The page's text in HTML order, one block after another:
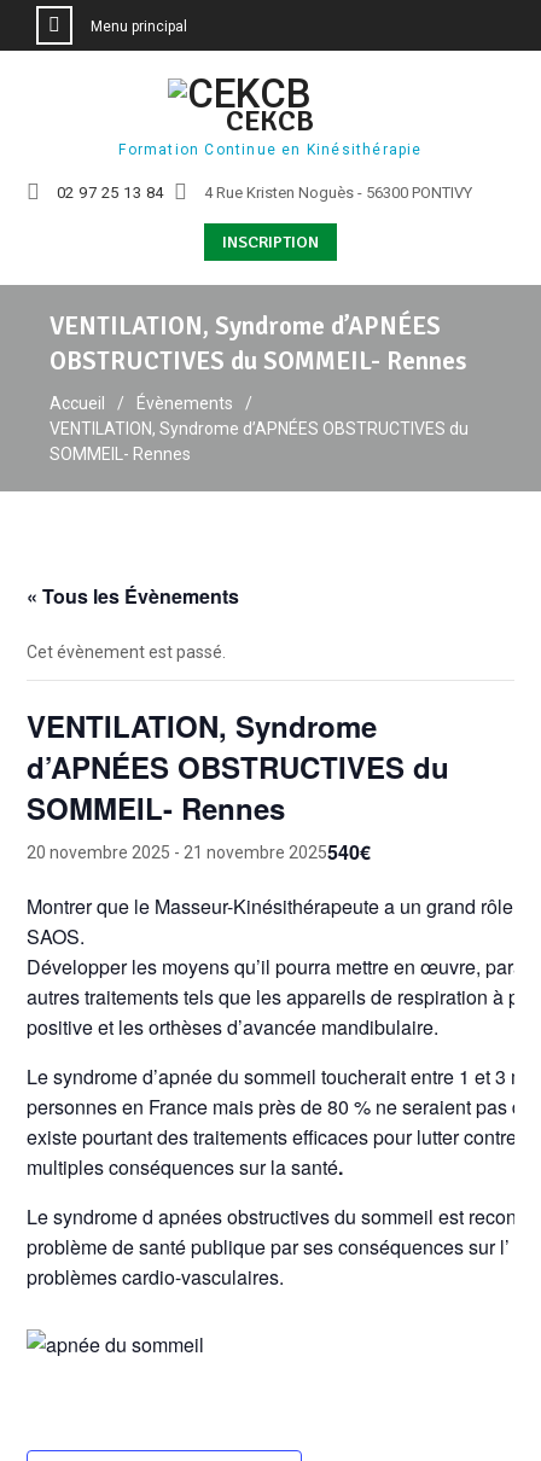
Menu principal
CEKCB
Formation Continue en Kinésithérapie
02 97 25 13 84 4 Rue Kristen Noguès - 56300 PONTIVY
INSCRIPTION
VENTILATION, Syndrome d’APNÉES
OBSTRUCTIVES du SOMMEIL- Rennes
Accueil
Évènements
VENTILATION, Syndrome d’APNÉES OBSTRUCTIVES du
SOMMEIL- Rennes
« Tous les Évènements
Cet évènement est passé.
VENTILATION, Syndrome
d’APNÉES OBSTRUCTIVES du
SOMMEIL- Rennes
20 novembre 2025 - 21 novembre 2025540€
Montrer que le Masseur-Kinésithérapeute a un grand rôle à
SAOS.
Développer les moyens qu’il pourra mettre en œuvre,
autres traitements tels que les appareils de respiration à
positive et les orthèses d’avancée mandibulaire.
Le syndrome d’apnée du sommeil toucherait entre 1 et 3
personnes en France mais près de 80 % ne seraient pas
existe pourtant des traitements efficaces pour lutter contre
multiples conséquences sur la santé.
Le syndrome d apnées obstructives du sommeil est
problème de santé publique par ses conséquences sur l’
problèmes cardio-vasculaires.